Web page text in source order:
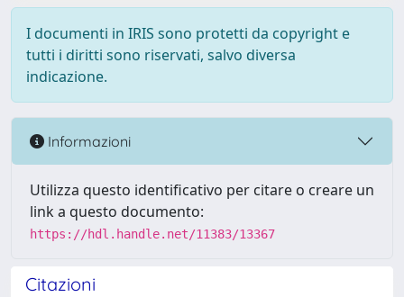
I documenti in IRIS sono protetti da copyright e
tutti i diritti sono riservati, salvo diversa
indicazione.
Informazioni
Utilizza questo identificativo per citare o creare un
link a questo documento:
https://hdl.handle.net/11383/13367
Citazioni